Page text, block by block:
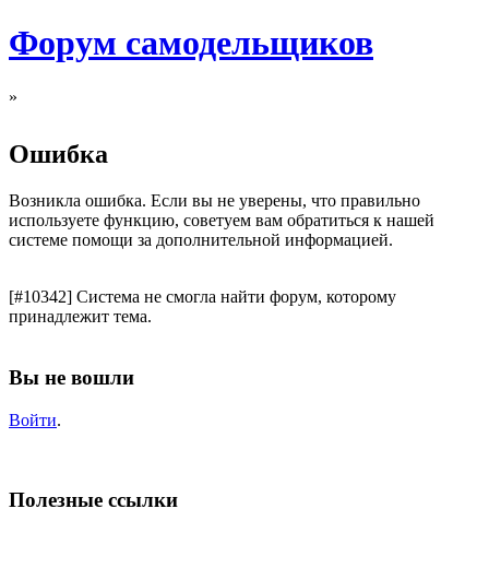
Форум самодельщиков
»
Ошибка
Возникла ошибка. Если вы не уверены, что правильно
используете функцию, советуем вам обратиться к нашей
системе помощи за дополнительной информацией.
[#10342] Система не смогла найти форум, которому
принадлежит тема.
Вы не вошли
Войти.
Полезные ссылки